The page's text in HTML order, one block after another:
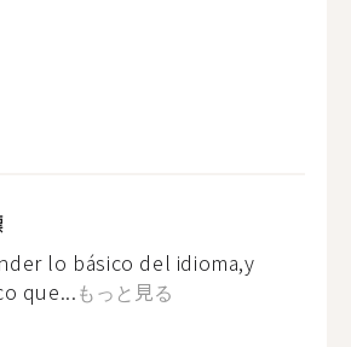
lo básico del idioma,y
que...もっと見る